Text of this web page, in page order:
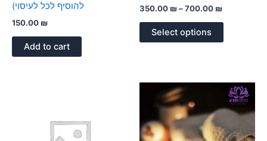
להוסיף לכל לעיסוי)
150.00 ₪
Add to cart
350.00 ₪–700.00 ₪
Select options
page